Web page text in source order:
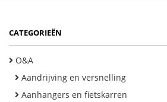
CATEGORIEËN
O&A
Aandrijving en versnelling
Aanhangers en fietskarren